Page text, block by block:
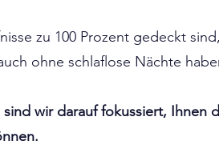
zu 100 Prozent gedeckt
ohne schlaflose Nächte
wir darauf fokussiert, Ihnen